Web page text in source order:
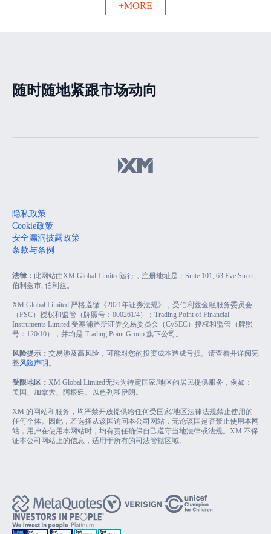
+MORE
随时随地紧跟市场动向
隐私政策
Cookie政策
安全漏洞披露政策
条款与条例
法律： 此网站由XM Global Limited运行，注册地址是：Suite 101, 63 Eve Street,
伯利兹市, 伯利兹。
XM Global Limited 严格遵循《2021年证券法规》，受伯利兹金融服务委员会
（FSC）授权和监管（牌照号：000261/4）；Trading Point of Financial
Instruments Limited 受塞浦路斯证券交易委员会（CySEC）授权和监管（牌照
号：120/10），并均是 Trading Point Group 旗下公司。
风险提示： 交易涉及高风险，可能对您的投资成本造成亏损。请查看并详阅完
整风险声明 。
受限地区： XM Global Limited无法为特定国家/地区的居民提供服务，例如：
美国、加拿大、阿根廷、以色列和伊朗。
XM 的网站和服务，均严禁开放提供给任何受国家/地区法律法规禁止使用的
任何个体。因此，若选择从该国访问本公司网站，无论该国是否禁止使用本网
站，用户在使用本网站时，均有责任确保自己遵守当地法律或法规。XM 不保
证本公司网站上的信息，适用于所有的司法管辖区域。